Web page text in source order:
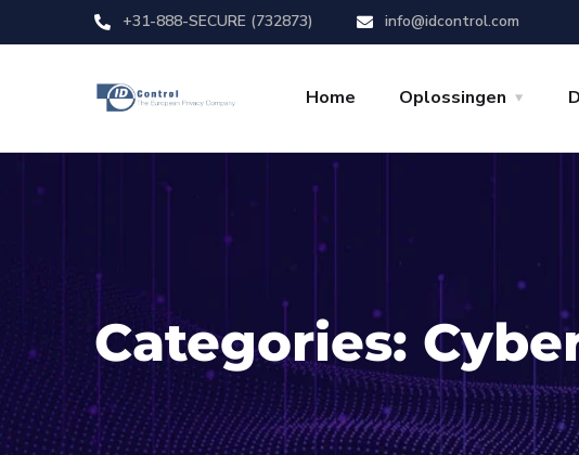
+31-888-SECURE (732873) info@idcontrol.com
Home Oplossingen
Categories: